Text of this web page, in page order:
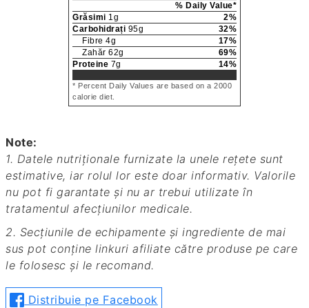
% Daily Value*
Grăsimi 1g 2%
Carbohidrați 95g 32%
Fibre 4g 17%
Zahăr 62g 69%
Proteine 7g 14%
* Percent Daily Values are based on a 2000
calorie diet.
Note:
1. Datele nutriționale furnizate la unele rețete sunt
estimative, iar rolul lor este doar informativ. Valorile
nu pot fi garantate și nu ar trebui utilizate în
tratamentul afecțiunilor medicale.
2. Secțiunile de echipamente și ingrediente de mai
sus pot conține linkuri afiliate către produse pe care
le folosesc și le recomand.
Distribuie pe Facebook